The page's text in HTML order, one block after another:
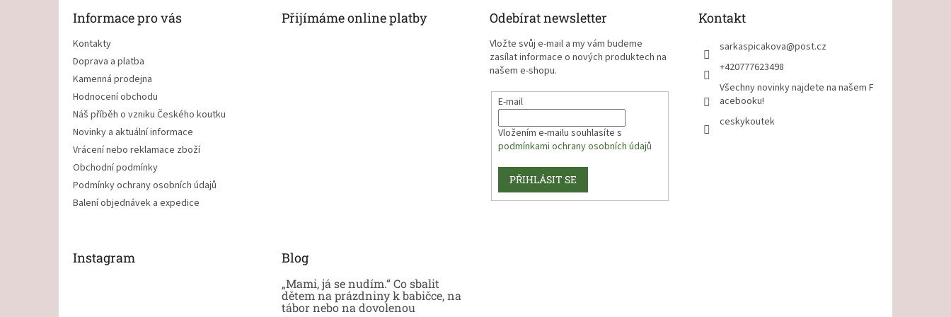
Informace pro vás
Kontakty
Doprava a platba
Kamenná prodejna
Hodnocení obchodu
Náš příběh o vzniku Českého koutku
Novinky a aktuální informace
Vrácení nebo reklamace zboží
Obchodní podmínky
Podmínky ochrany osobních údajů
Balení objednávek a expedice
Přijímáme online platby Odebírat newsletter
Vložte svůj e-mail a my vám budeme
zasílat informace o nových produktech na
našem e-shopu.
E-mail
Vložením e-mailu souhlasíte s
podmínkami ochrany osobních údajů
PŘIHLÁSIT SE
Kontakt
sarkaspicakova@post.cz
+420777623498
Všechny novinky najdete na našem F
acebooku!
ceskykoutek
Instagram Blog
„Mami, já se nudím.“ Co sbalit
dětem na prázdniny k babičce, na
tábor nebo na dovolenou